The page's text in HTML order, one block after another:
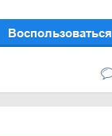
Воспользоваться